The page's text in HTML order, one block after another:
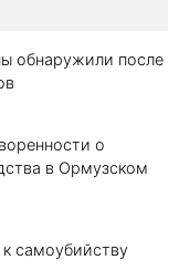
обнаружили после
о
в Ормузском
самоубийству